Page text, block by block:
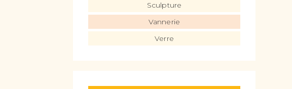
Sculpture
Vannerie
Verre